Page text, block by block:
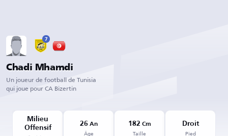
7
Chadi Mhamdi
Un joueur de football de Tunisia
qui joue pour CA Bizertin
Milieu
Offensif
26An
Âge
182 Cm
Taille
Droit
Pied